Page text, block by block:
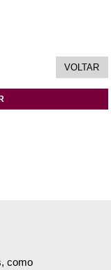
como
& Pagamentos